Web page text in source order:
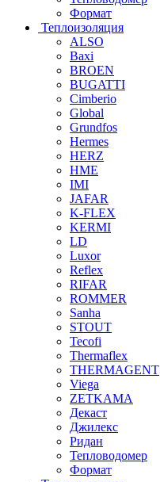
Формат
Теплоизоляция
ALSO
Baxi
BROEN
BUGATTI
Cimberio
Global
Grundfos
Hermes
HERZ
HME
IMI
JAFAR
K-FLEX
KERMI
LD
Luxor
Reflex
RIFAR
ROMMER
Sanha
STOUT
Tecofi
Thermaflex
THERMAGENT
Viega
ZETKAMA
Декаст
Джилекс
Ридан
Тепловодомер
Формат